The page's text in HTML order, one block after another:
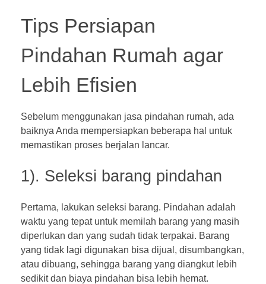
Tips Persiapan
Pindahan Rumah agar
Lebih Efisien
Sebelum menggunakan jasa pindahan rumah, ada
baiknya Anda mempersiapkan beberapa hal untuk
memastikan proses berjalan lancar.
1). Seleksi barang pindahan
Pertama, lakukan seleksi barang. Pindahan adalah
waktu yang tepat untuk memilah barang yang masih
diperlukan dan yang sudah tidak terpakai. Barang
yang tidak lagi digunakan bisa dijual, disumbangkan,
atau dibuang, sehingga barang yang diangkut lebih
sedikit dan biaya pindahan bisa lebih hemat.